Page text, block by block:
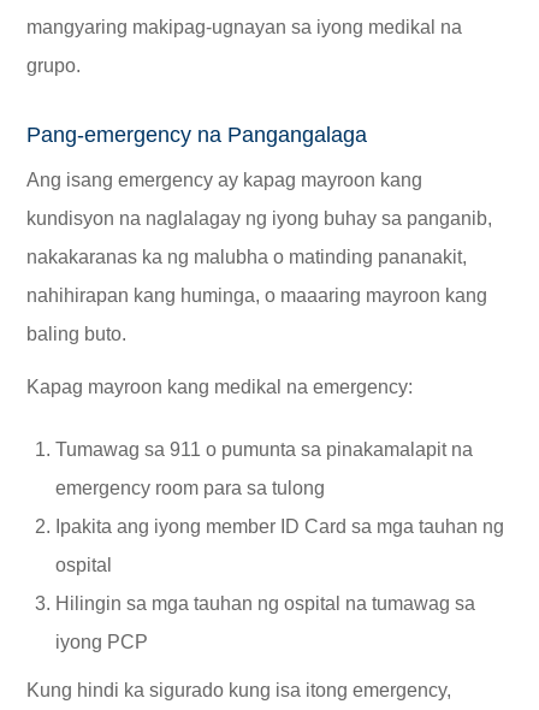
mangyaring makipag-ugnayan sa iyong medikal na
grupo.
Pang-emergency na Pangangalaga
Ang isang emergency ay kapag mayroon kang
kundisyon na naglalagay ng iyong buhay sa panganib,
nakakaranas ka ng malubha o matinding pananakit,
nahihirapan kang huminga, o maaaring mayroon kang
baling buto.
Kapag mayroon kang medikal na emergency:
Tumawag sa 911 o pumunta sa pinakamalapit na
emergency room para sa tulong
Ipakita ang iyong member ID Card sa mga tauhan ng
ospital
Hilingin sa mga tauhan ng ospital na tumawag sa
iyong PCP
Kung hindi ka sigurado kung isa itong emergency,